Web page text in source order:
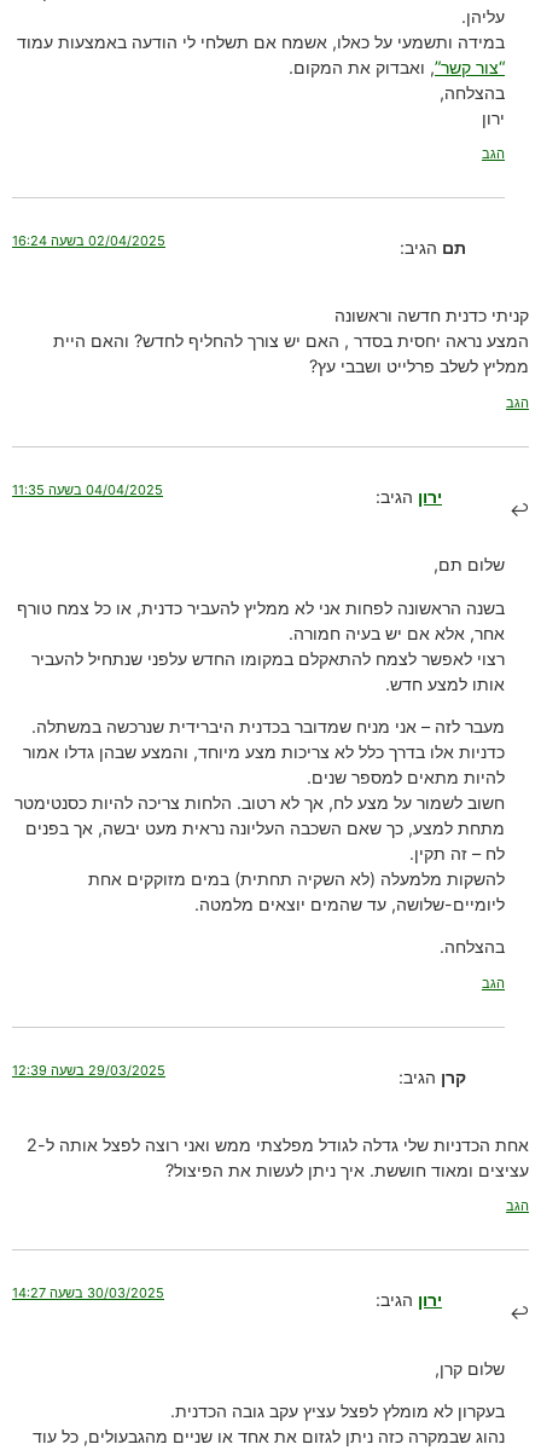
עליהן.
במידה ותשמעי על כאלו, אשמח אם תשלחי לי הודעה באמצעות עמוד
“צור קשר”, ואבדוק את המקום.
בהצלחה,
ירון
הגב
תם הגיב: 02/04/2025 בשעה 16:24
קניתי כדנית חדשה וראשונה
המצע נראה יחסית בסדר , האם יש צורך להחליף לחדש? והאם היית
ממליץ לשלב פרלייט ושבבי עץ?
הגב
ירון הגיב: 04/04/2025 בשעה 11:35
שלום תם,
בשנה הראשונה לפחות אני לא ממליץ להעביר כדנית, או כל צמח טורף
אחר, אלא אם יש בעיה חמורה.
רצוי לאפשר לצמח להתאקלם במקומו החדש עלפני שנתחיל להעביר
אותו למצע חדש.
מעבר לזה – אני מניח שמדובר בכדנית היברידית שנרכשה במשתלה.
כדניות אלו בדרך כלל לא צריכות מצע מיוחד, והמצע שבהן גדלו אמור
להיות מתאים למספר שנים.
חשוב לשמור על מצע לח, אך לא רטוב. הלחות צריכה להיות כסנטימטר
מתחת למצע, כך שאם השכבה העליונה נראית מעט יבשה, אך בפנים
לח – זה תקין.
להשקות מלמעלה (לא השקיה תחתית) במים מזוקקים אחת
ליומיים-שלושה, עד שהמים יוצאים מלמטה.
בהצלחה.
הגב
קרן הגיב: 29/03/2025 בשעה 12:39
אחת הכדניות שלי גדלה לגודל מפלצתי ממש ואני רוצה לפצל אותה ל-2
עציצים ומאוד חוששת. איך ניתן לעשות את הפיצול?
הגב
ירון הגיב: 30/03/2025 בשעה 14:27
שלום קרן,
בעקרון לא מומלץ לפצל עציץ עקב גובה הכדנית.
נהוג שבמקרה כזה ניתן לגזום את אחד או שניים מהגבעולים, כל עוד